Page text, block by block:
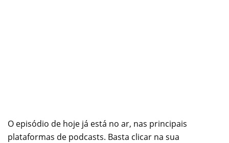
O episódio de hoje já está no ar, nas principais
plataformas de podcasts. Basta clicar na sua